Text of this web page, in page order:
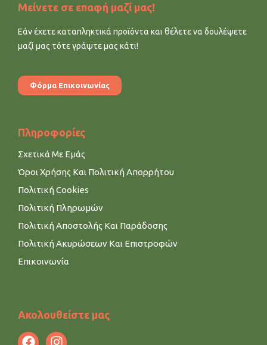
Μείνετε σε επαφή μαζί μας!
Εάν έχετε καταπληκτικά προϊόντα και θέλετε να δουλέψετε
μαζί μας τότε γράψτε μας κάτι!
Φόρμα Επικοινωνίας
Πληροφορίες
Σχετικά Με Εμάς
Όροι Χρήσης Και Πολιτική Απορρήτου
Πολιτική Cookies
Πολιτική Πληρωμών
Πολιτική Αποστολής Και Παράδοσης
Πολιτική Ακυρώσεων Και Επιστροφών
Επικοινωνία
Ακολουθείστε μας